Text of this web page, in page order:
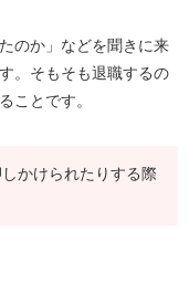
のか」などを聞きに来
。そもそも退職するの
ことです。
かけられたりする際